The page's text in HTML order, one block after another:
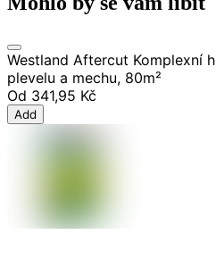
Westland Aftercut Komplexní
plevelu a mechu, 80m²
Od 341,95 Kč
Add